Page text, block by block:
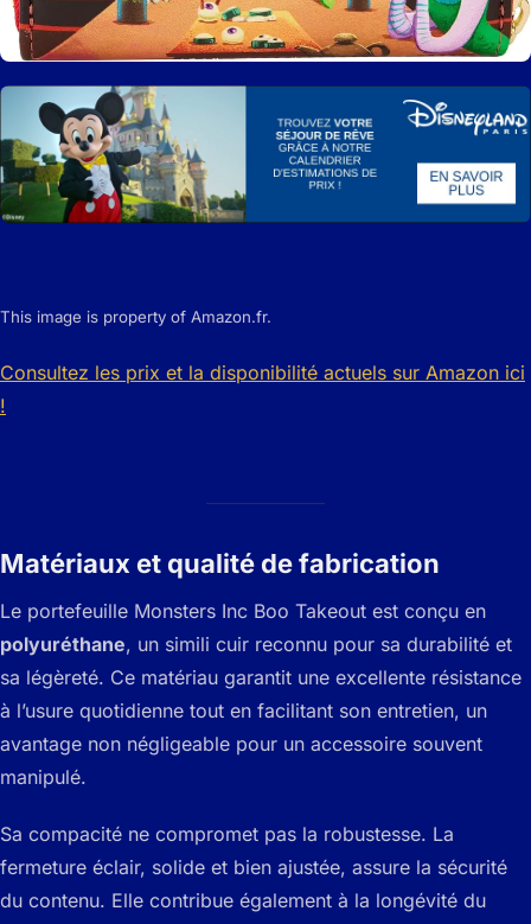
This image is property of Amazon.fr.
Consultez les prix et la disponibilité actuels sur Amazon ici
!
Matériaux et qualité de fabrication
Le portefeuille Monsters Inc Boo Takeout est conçu en
polyuréthane, un simili cuir reconnu pour sa durabilité et
sa légèreté. Ce matériau garantit une excellente résistance
à l’usure quotidienne tout en facilitant son entretien, un
avantage non négligeable pour un accessoire souvent
manipulé.
Sa compacité ne compromet pas la robustesse. La
fermeture éclair, solide et bien ajustée, assure la sécurité
du contenu. Elle contribue également à la longévité du